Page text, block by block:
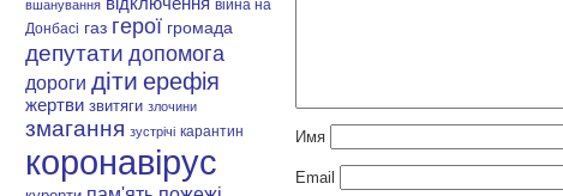
вшанування
війна на
Донбасі газ герої громада
депутати допомога
дороги діти ерефія
жертви звитяги злочини
змагання зустрічі карантин
коронавірус
Имя
Email